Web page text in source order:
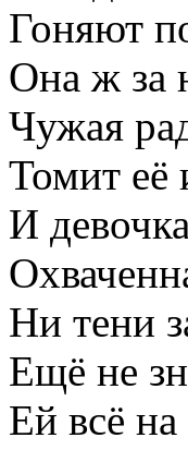
Гоняют
Она ж за
Чужая
Томит её
И
Ни тени
Ещё не
Ей всё на